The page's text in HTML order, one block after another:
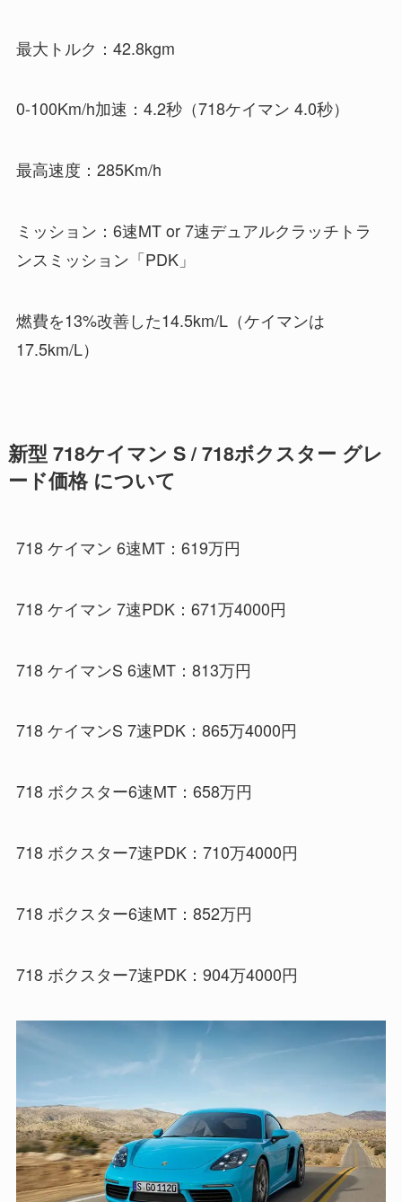
最大トルク：42.8kgm
0-100Km/h加速：4.2秒（718ケイマン 4.0秒）
最高速度：285Km/h
ミッション：6速MT or 7速デュアルクラッチトラ
ンスミッション「PDK」
燃費を13%改善した14.5km/L（ケイマンは
17.5km/L）
新型 718ケイマン S / 718ボクスター グレ
ード価格 について
718 ケイマン 6速MT：619万円
718 ケイマン 7速PDK：671万4000円
718 ケイマンS 6速MT：813万円
718 ケイマンS 7速PDK：865万4000円
718 ボクスター6速MT：658万円
718 ボクスター7速PDK：710万4000円
718 ボクスター6速MT：852万円
718 ボクスター7速PDK：904万4000円